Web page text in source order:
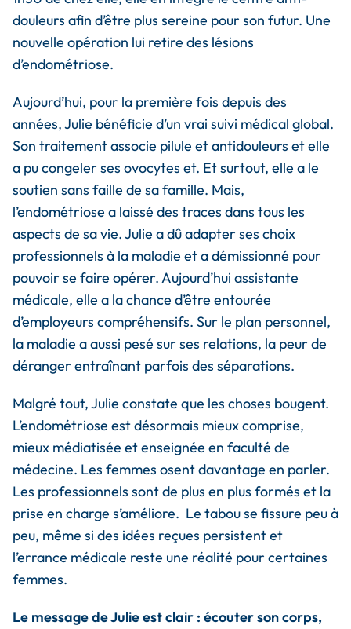
douleurs afin d’être plus sereine pour son futur. Une
nouvelle opération lui retire des lésions
d’endométriose.
Aujourd’hui, pour la première fois depuis des
années, Julie bénéficie d’un vrai suivi médical global.
Son traitement associe pilule et antidouleurs et elle
a pu congeler ses ovocytes et. Et surtout, elle a le
soutien sans faille de sa famille. Mais,
l’endométriose a laissé des traces dans tous les
aspects de sa vie. Julie a dû adapter ses choix
professionnels à la maladie et a démissionné pour
pouvoir se faire opérer. Aujourd’hui assistante
médicale, elle a la chance d’être entourée
d’employeurs compréhensifs. Sur le plan personnel,
la maladie a aussi pesé sur ses relations, la peur de
déranger entraînant parfois des séparations.
Malgré tout, Julie constate que les choses bougent.
L’endométriose est désormais mieux comprise,
mieux médiatisée et enseignée en faculté de
médecine. Les femmes osent davantage en parler.
Les professionnels sont de plus en plus formés et la
prise en charge s’améliore. Le tabou se fissure peu à
peu, même si des idées reçues persistent et
l’errance médicale reste une réalité pour certaines
femmes.
Le message de Julie est clair : écouter son corps,